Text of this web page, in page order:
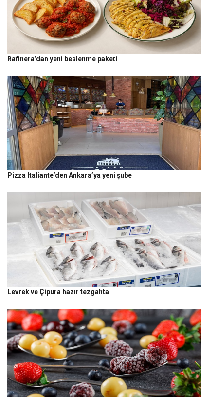
Rafinera’dan yeni beslenme paketi
Pizza Italiante’den Ankara’ya yeni şube
Levrek ve Çipura hazır tezgahta